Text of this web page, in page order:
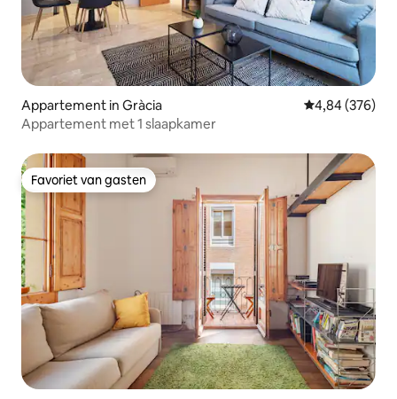
Appartement in Gràcia Gemiddelde
4,84 (376)
Appartement met 1 slaapkamer
Favoriet van gasten
Favoriet van gasten